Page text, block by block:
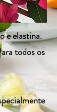
e elastina.
todos os